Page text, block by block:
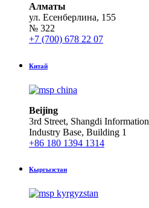
Алматы
ул. Есенберлина, 155
№ 322
+7 (700) 678 22 07
Китай
Beijing
3rd Street, Shangdi Information
Industry Base, Building 1
+86 180 1394 1314
Кыргызстан